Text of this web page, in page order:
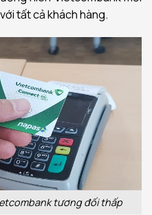
tất cả khách hàng.
tương đối thấp